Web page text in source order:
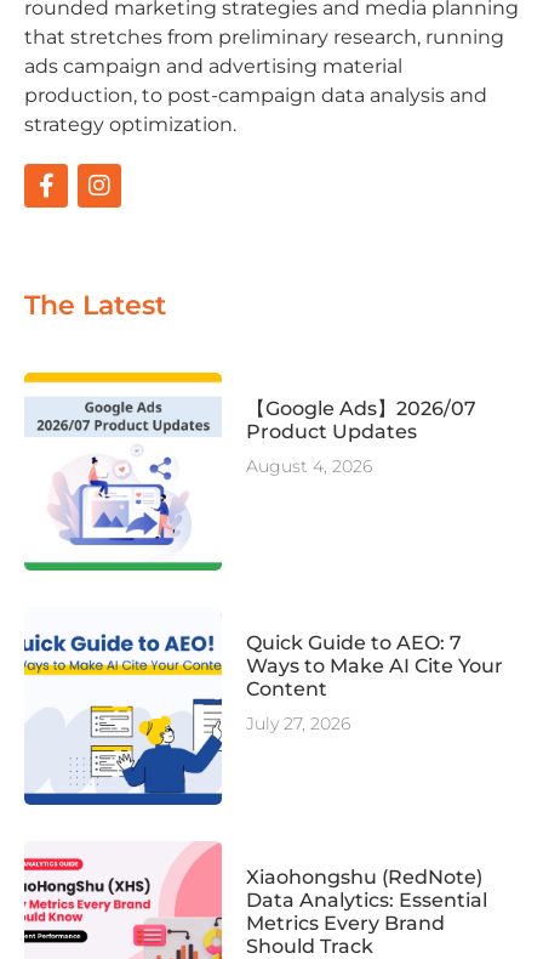
rounded marketing strategies and media planning
that stretches from preliminary research, running
ads campaign and advertising material
production, to post-campaign data analysis and
strategy optimization.
The Latest
【Google Ads】2026/07
Product Updates
August 4, 2026
Quick Guide to AEO: 7
Ways to Make AI Cite Your
Content
July 27, 2026
Xiaohongshu (RedNote)
Data Analytics: Essential
Metrics Every Brand
Should Track